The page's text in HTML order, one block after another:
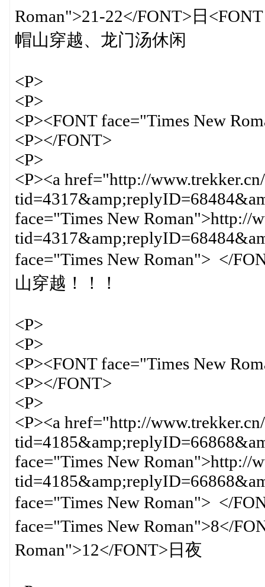
Roman">21-22</FONT>日
帽山穿越、龙门汤休闲
<P>
<P>
<P><FONT face="Times New
<P></FONT>
<P>
<P><a href="http://
face="Times New Roman">http://
face="Times New Roman"> </
山穿越！！！
<P>
<P>
<P><FONT face="Times New
<P></FONT>
<P>
<P><a href="http://
face="Times New Roman">http://
face="Times New Roman"> </
face="Times New Roman">8</
Roman">12</FONT>日夜